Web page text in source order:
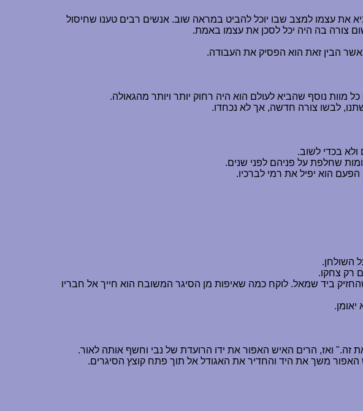
את עצמו למצב שבו יוכל להביט במראה שוב. אנשים רבים טענו שחיסול
צורה בה היה יכל לסכן את עצמו באמת.
הבין זאת הוא הפסיק את העבודה.
נוסף שהביא לעולם הוא היה רחוק יותר ויותר מהגאולה.
לבשו צורה חדשה, אך לא נכחדו.
בכדי לשוב.
שחלפת על פניהם לפני שנים.
הוא יפיל את רמי לברכיו.
השולחן.
רק צחקו.
ביד שמאל. לוקח כמה שאיפות מן הסיגר המשובח הוא חייך אל חבריו
זה." ואז, הרים האיש האפור את ידו הרועדת של נבי וחשף אותה לאור.
משך את היד והחדיר את האגודל אל תוך פתח קוצץ הסיגרים.